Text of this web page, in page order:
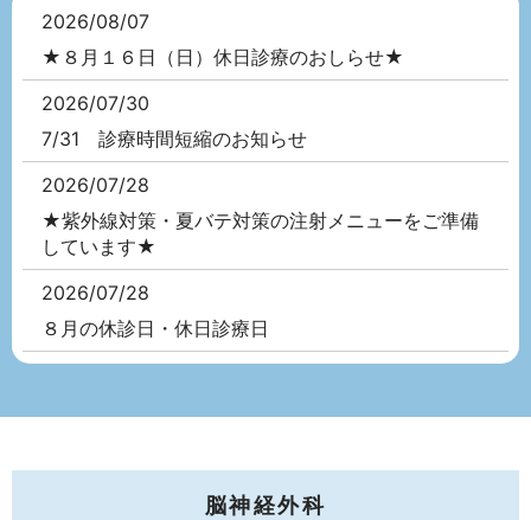
2026/08/07
★８月１６日（日）休日診療のおしらせ★
2026/07/30
7/31 診療時間短縮のお知らせ
2026/07/28
★紫外線対策・夏バテ対策の注射メニューをご準備
しています★
2026/07/28
８月の休診日・休日診療日
★７月２５日 臨時休診★
脳神経外科